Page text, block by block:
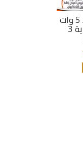
لمبة كأس ليد 5 وات
أبيض بالدواية 3